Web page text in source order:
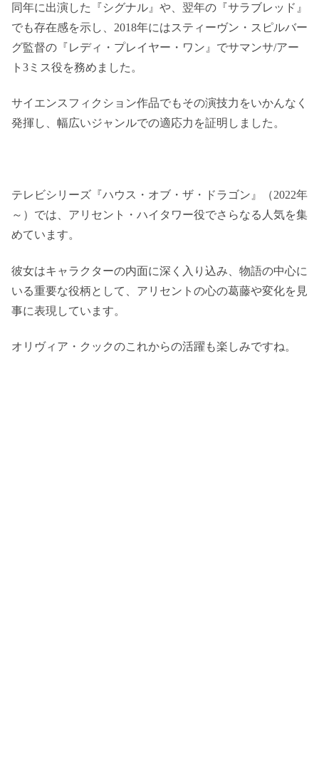
同年に出演した『シグナル』や、翌年の『サラブレッド』
でも存在感を示し、2018年にはスティーヴン・スピルバー
グ監督の『レディ・プレイヤー・ワン』でサマンサ/アー
ト3ミス役を務めました。
サイエンスフィクション作品でもその演技力をいかんなく
発揮し、幅広いジャンルでの適応力を証明しました。
テレビシリーズ『ハウス・オブ・ザ・ドラゴン』（2022年
～）では、アリセント・ハイタワー役でさらなる人気を集
めています。
彼女はキャラクターの内面に深く入り込み、物語の中心に
いる重要な役柄として、アリセントの心の葛藤や変化を見
事に表現しています。
オリヴィア・クックのこれからの活躍も楽しみですね。